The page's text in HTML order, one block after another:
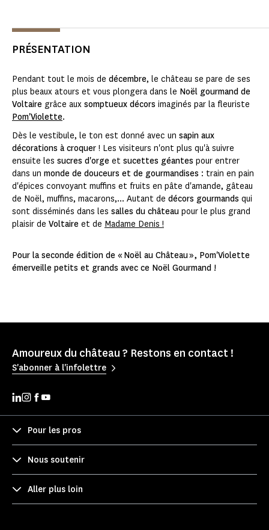
PRÉSENTATION
Pendant tout le mois de décembre, le château se pare de ses
plus beaux atours et vous plongera dans le Noël gourmand de
Voltaire grâce aux somptueux décors imaginés par la fleuriste
Pom'Violette.
Dès le vestibule, le ton est donné avec un sapin aux
décorations à croquer ! Les visiteurs n'ont plus qu'à suivre
ensuite les sucres d'orge et sucettes géantes pour entrer
dans un monde de douceurs et de gourmandises : train en pain
d'épices convoyant muffins et fruits en pâte d'amande, gâteau
de Noël, muffins, macarons,... Autant de décors gourmands qui
sont disséminés dans les salles du château pour le plus grand
plaisir de Voltaire et de Madame Denis !
Pour la seconde édition de « Noël au Château », Pom'Violette
émerveille petits et grands avec ce Noël Gourmand !
Amoureux du château ? Restons en contact !
S'abonner à l'infolettre
Pour les pros
Nous soutenir
Aller plus loin